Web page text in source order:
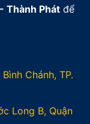
Thành Phát để
Chánh, TP.
Long B, Quận